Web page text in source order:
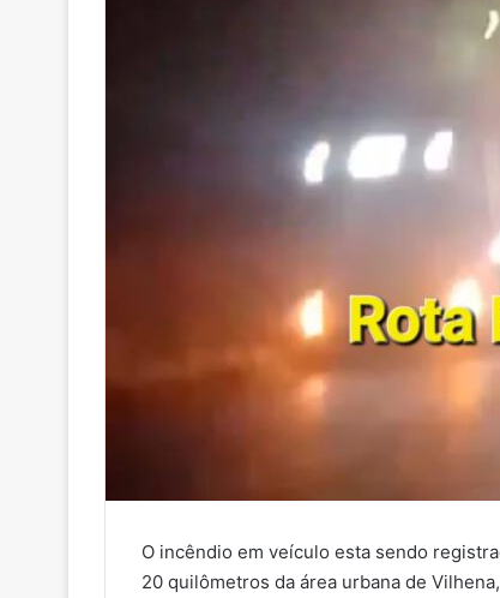
O incêndio em veículo esta sendo
20 quilômetros da área urbana de